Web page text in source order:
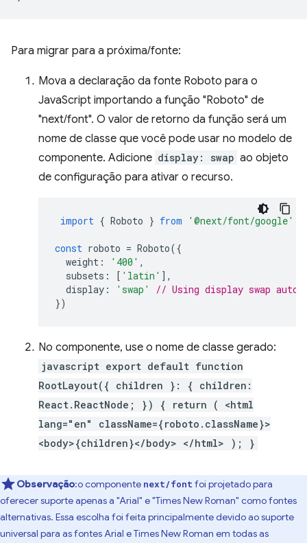
Para migrar para a próxima/fonte:
Mova a declaração da fonte Roboto para o
JavaScript importando a função "Roboto" de
"next/font". O valor de retorno da função será um
nome de classe que você pode usar no modelo de
componente. Adicione display: swap ao objeto
de configuração para ativar o recurso.
import { Roboto } from '@next/font/google'
const roboto = Roboto({
weight : '400' ,
subsets : [ 'latin' ],
display : 'swap'
// Using display swap
})
No componente, use o nome de classe gerado:
javascript export default function
RootLayout({ children }: { children:
React.ReactNode; }) { return ( <html
lang="en" className={roboto.className}>
<body>{children}</body> </html> ); }
Observação:o componente next/font foi projetado para
oferecer suporte apenas a "Arial" e "Times New Roman" como fontes
alternativas. Essa escolha foi feita principalmente devido ao suporte
universal para as fontes Arial e Times New Roman em todas as